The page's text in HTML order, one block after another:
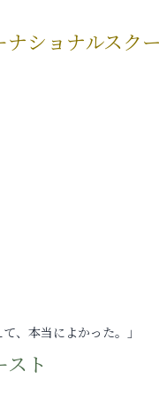
ナショナルスク
、本当によかった。」
ト